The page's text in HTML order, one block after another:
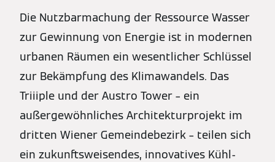
Die Nutzbarmachung der Ressource Wasser
zur Gewinnung von Energie ist in modernen
urbanen Räumen ein wesentlicher Schlüssel
zur Bekämpfung des Klimawandels. Das
Triiiple und der Austro Tower – ein
außergewöhnliches Architekturprojekt im
dritten Wiener Gemeindebezirk – teilen sich
ein zukunftsweisendes, innovatives Kühl-